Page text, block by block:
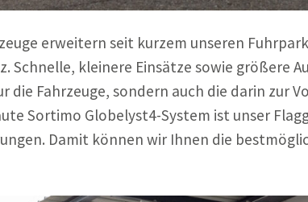
erweitern seit kurzem unseren
Schnelle, kleinere Einsätze sowie größere
die Fahrzeuge, sondern auch die darin zur
Sortimo Globelyst4-System ist unser
Damit können wir Ihnen die